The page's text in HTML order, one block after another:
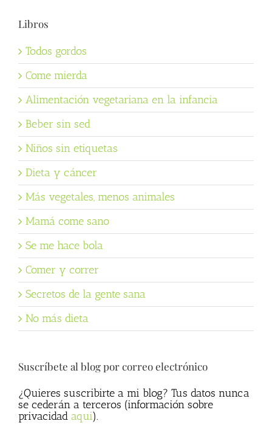
Libros
Todos gordos
Come mierda
Alimentación vegetariana en la infancia
Beber sin sed
Niños sin etiquetas
Dieta y cáncer
Más vegetales, menos animales
Mamá come sano
Se me hace bola
Comer y correr
Secretos de la gente sana
No más dieta
Suscríbete al blog por correo electrónico
¿Quieres suscribirte a mi blog? Tus datos nunca
se cederán a terceros (información sobre
privacidad aqui).